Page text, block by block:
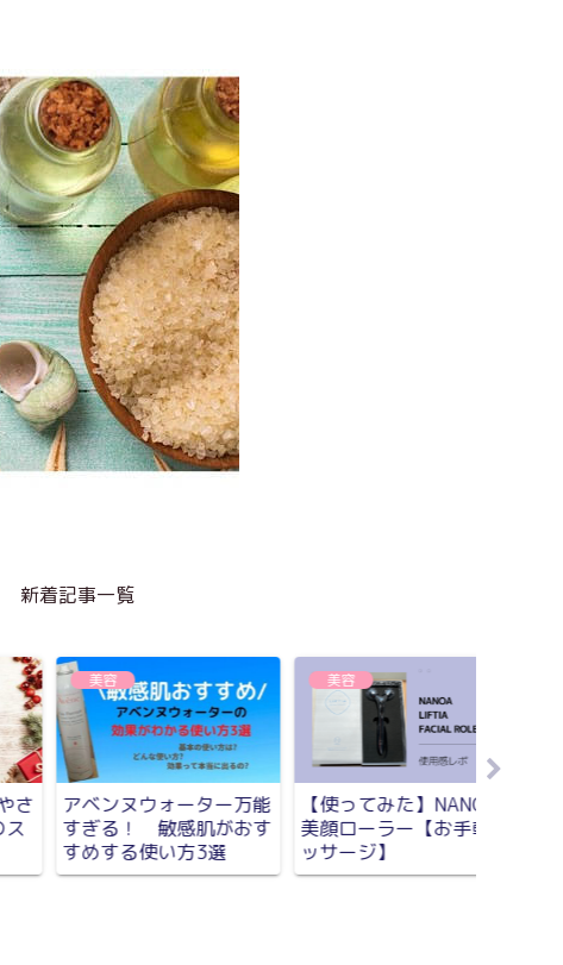
新着記事一覧
美容
【美顔器の革命児】
NANOA LIFTIA使ってみ
た【驚きの使用感】
NANOA洗顔フォームの
正直レビュー!処方こだ
わりすぎてびっくり